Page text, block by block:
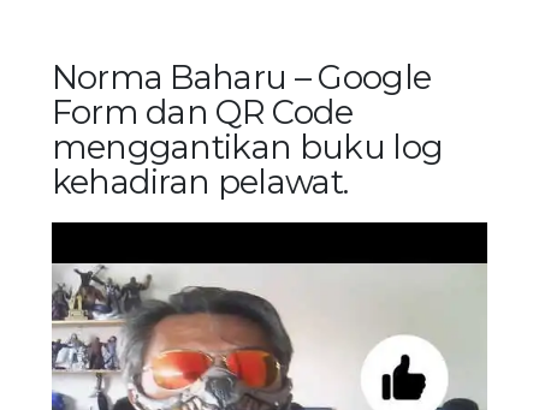
Norma Baharu – Google
Form dan QR Code
menggantikan buku log
kehadiran pelawat.